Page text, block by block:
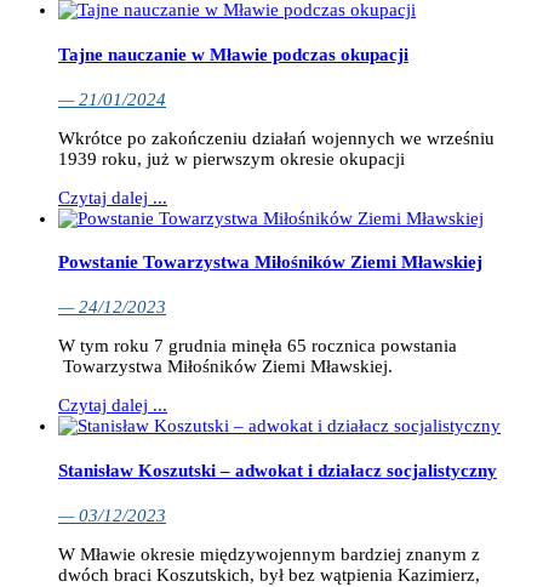
Tajne nauczanie w Mławie podczas okupacji
— 21/01/2024
Wkrótce po zakończeniu działań wojennych we wrześniu
1939 roku, już w pierwszym okresie okupacji
Czytaj dalej ...
Powstanie Towarzystwa Miłośników Ziemi Mławskiej
— 24/12/2023
W tym roku 7 grudnia minęła 65 rocznica powstania
Towarzystwa Miłośników Ziemi Mławskiej.
Czytaj dalej ...
Stanisław Koszutski – adwokat i działacz socjalistyczny
— 03/12/2023
W Mławie okresie międzywojennym bardziej znanym z
dwóch braci Koszutskich, był bez wątpienia Kazimierz,